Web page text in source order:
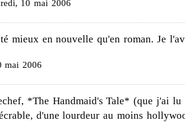
10 mai 2006
mieux en nouvelle qu'en roman. Je
mai 2006
*The Handmaid's Tale* (que j'ai lu
d'une lourdeur au moins